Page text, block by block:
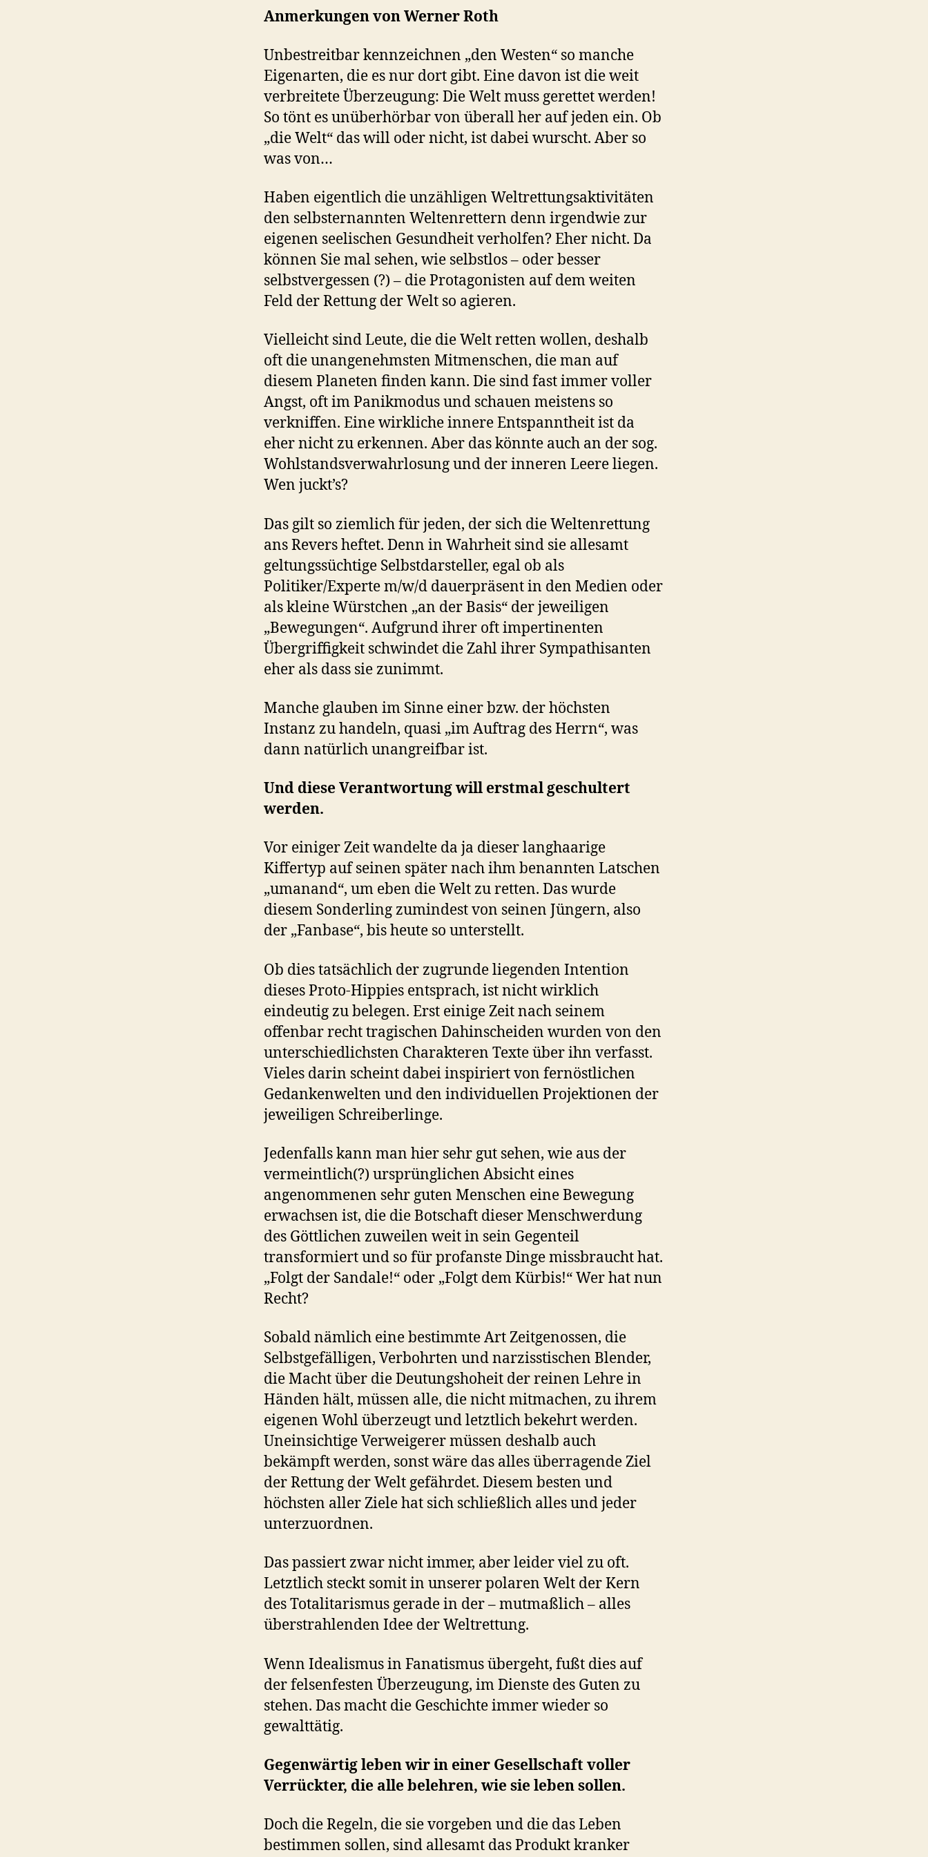
Anmerkungen von Werner Roth
Unbestreitbar kennzeichnen „den Westen“ so manche
Eigenarten, die es nur dort gibt. Eine davon ist die weit
verbreitete Überzeugung: Die Welt muss gerettet werden!
So tönt es unüberhörbar von überall her auf jeden ein. Ob
„die Welt“ das will oder nicht, ist dabei wurscht. Aber so
was von…
Haben eigentlich die unzähligen Weltrettungsaktivitäten
den selbsternannten Weltenrettern denn irgendwie zur
eigenen seelischen Gesundheit verholfen? Eher nicht. Da
können Sie mal sehen, wie selbstlos – oder besser
selbstvergessen (?) – die Protagonisten auf dem weiten
Feld der Rettung der Welt so agieren.
Vielleicht sind Leute, die die Welt retten wollen, deshalb
oft die unangenehmsten Mitmenschen, die man auf
diesem Planeten finden kann. Die sind fast immer voller
Angst, oft im Panikmodus und schauen meistens so
verkniffen. Eine wirkliche innere Entspanntheit ist da
eher nicht zu erkennen. Aber das könnte auch an der sog.
Wohlstandsverwahrlosung und der inneren Leere liegen.
Wen juckt’s?
Das gilt so ziemlich für jeden, der sich die Weltenrettung
ans Revers heftet. Denn in Wahrheit sind sie allesamt
geltungssüchtige Selbstdarsteller, egal ob als
Politiker/Experte m/w/d dauerpräsent in den Medien oder
als kleine Würstchen „an der Basis“ der jeweiligen
„Bewegungen“. Aufgrund ihrer oft impertinenten
Übergriffigkeit schwindet die Zahl ihrer Sympathisanten
eher als dass sie zunimmt.
Manche glauben im Sinne einer bzw. der höchsten
Instanz zu handeln, quasi „im Auftrag des Herrn“, was
dann natürlich unangreifbar ist.
Und diese Verantwortung will erstmal geschultert
werden.
Vor einiger Zeit wandelte da ja dieser langhaarige
Kiffertyp auf seinen später nach ihm benannten Latschen
„umanand“, um eben die Welt zu retten. Das wurde
diesem Sonderling zumindest von seinen Jüngern, also
der „Fanbase“, bis heute so unterstellt.
Ob dies tatsächlich der zugrunde liegenden Intention
dieses Proto-Hippies entsprach, ist nicht wirklich
eindeutig zu belegen. Erst einige Zeit nach seinem
offenbar recht tragischen Dahinscheiden wurden von den
unterschiedlichsten Charakteren Texte über ihn verfasst.
Vieles darin scheint dabei inspiriert von fernöstlichen
Gedankenwelten und den individuellen Projektionen der
jeweiligen Schreiberlinge.
Jedenfalls kann man hier sehr gut sehen, wie aus der
vermeintlich(?) ursprünglichen Absicht eines
angenommenen sehr guten Menschen eine Bewegung
erwachsen ist, die die Botschaft dieser Menschwerdung
des Göttlichen zuweilen weit in sein Gegenteil
transformiert und so für profanste Dinge missbraucht hat.
„Folgt der Sandale!“ oder „Folgt dem Kürbis!“ Wer hat nun
Recht?
Sobald nämlich eine bestimmte Art Zeitgenossen, die
Selbstgefälligen, Verbohrten und narzisstischen Blender,
die Macht über die Deutungshoheit der reinen Lehre in
Händen hält, müssen alle, die nicht mitmachen, zu ihrem
eigenen Wohl überzeugt und letztlich bekehrt werden.
Uneinsichtige Verweigerer müssen deshalb auch
bekämpft werden, sonst wäre das alles überragende Ziel
der Rettung der Welt gefährdet. Diesem besten und
höchsten aller Ziele hat sich schließlich alles und jeder
unterzuordnen.
Das passiert zwar nicht immer, aber leider viel zu oft.
Letztlich steckt somit in unserer polaren Welt der Kern
des Totalitarismus gerade in der – mutmaßlich – alles
überstrahlenden Idee der Weltrettung.
Wenn Idealismus in Fanatismus übergeht, fußt dies auf
der felsenfesten Überzeugung, im Dienste des Guten zu
stehen. Das macht die Geschichte immer wieder so
gewalttätig.
Gegenwärtig leben wir in einer Gesellschaft voller
Verrückter, die alle belehren, wie sie leben sollen.
Doch die Regeln, die sie vorgeben und die das Leben
bestimmen sollen, sind allesamt das Produkt kranker